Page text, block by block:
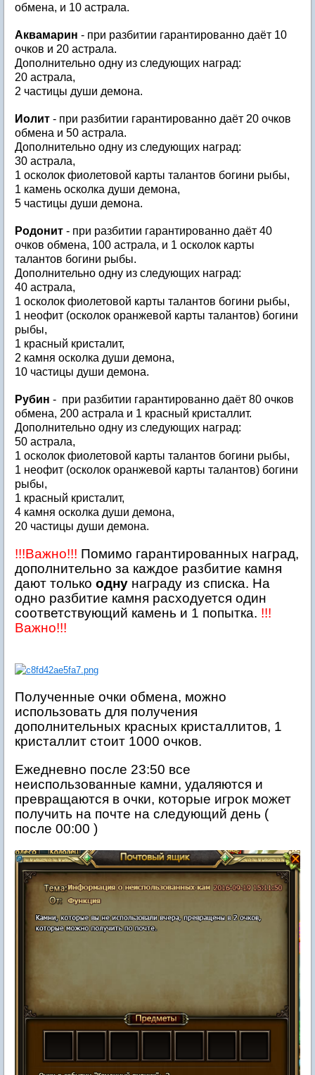
обмена, и 10 астрала.
Аквамарин - при разбитии гарантированно даёт 10
очков и 20 астрала.
Дополнительно одну из следующих наград:
20 астрала,
2 частицы души демона.
Иолит - при разбитии гарантированно даёт 20 очков
обмена и 50 астрала.
Дополнительно одну из следующих наград:
30 астрала,
1 осколок фиолетовой карты талантов богини рыбы,
1 камень осколка души демона,
5 частицы души демона.
Родонит - при разбитии гарантированно даёт 40
очков обмена, 100 астрала, и 1 осколок карты
талантов богини рыбы.
Дополнительно одну из следующих наград:
40 астрала,
1 осколок фиолетовой карты талантов богини рыбы,
1 неофит (осколок оранжевой карты талантов) богини
рыбы,
1 красный кристалит,
2 камня осколка души демона,
10 частицы души демона.
Рубин - при разбитии гарантированно даёт 80 очков
обмена, 200 астрала и 1 красный кристаллит.
Дополнительно одну из следующих наград:
50 астрала,
1 осколок фиолетовой карты талантов богини рыбы,
1 неофит (осколок оранжевой карты талантов) богини
рыбы,
1 красный кристалит,
4 камня осколка души демона,
20 частицы души демона.
!!!Важно!!! Помимо гарантированных наград,
дополнительно за каждое разбитие камня
дают только одну награду из списка. На
одно разбитие камня расходуется один
соответствующий камень и 1 попытка. !!!
Важно!!!
Полученные очки обмена, можно
использовать для получения
дополнительных красных кристаллитов, 1
кристаллит стоит 1000 очков.
Ежедневно после 23:50 все
неиспользованные камни, удаляются и
превращаются в очки, которые игрок может
получить на почте на следующий день (
после 00:00 )